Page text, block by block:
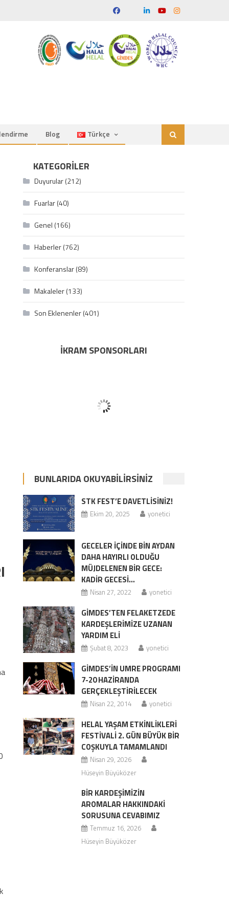
Blog Türkçe
EMİRLİKLERİ VE SUUDİ ARABİSTANI PROTESTO EDİYORUZ. ESMA VE
EDİYORUZ. için
KATEGORILER
Duyurular(212)
Fuarlar(40)
Genel (166)
Haberler(762)
Konferanslar(89)
Makaleler(133)
Son Eklenenler(401)
İKRAM SPONSORLARI
BUNLARIDA OKUYABILIRSINIZ
STK FEST’E DAVETLİSİNİZ!
Ekim 20, 2025 yonetici
GECELER İÇİNDE BİN AYDAN
DAHA HAYIRLI OLDUĞU
MÜJDELENEN BİR GECE:
KADİR GECESİ…
Nisan 27, 2022 yonetici
GİMDES’TEN FELAKETZEDE
KARDEŞLERİMİZE UZANAN
YARDIM ELİ
Şubat 8, 2023 yonetici
GİMDES’IN UMRE PROGRAMI
7-20 HAZIRANDA
GERÇEKLEŞTIRILECEK
Nisan 22, 2014 yonetici
HELAL YAŞAM ETKINLIKLERI
FESTIVALI 2. GÜN BÜYÜK BIR
COŞKUYLA TAMAMLANDI
Nisan 29, 2026
Hüseyin Büyüközer
BIR KARDEŞIMIZIN
AROMALAR HAKKINDAKI
SORUSUNA CEVABIMIZ
Temmuz 16, 2026
Hüseyin Büyüközer